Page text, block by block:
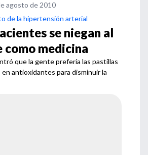
agosto de 2010
de la hipertensión arterial
se niegan al
como medicina
que la gente prefería las pastillas
en antioxidantes para disminuir la